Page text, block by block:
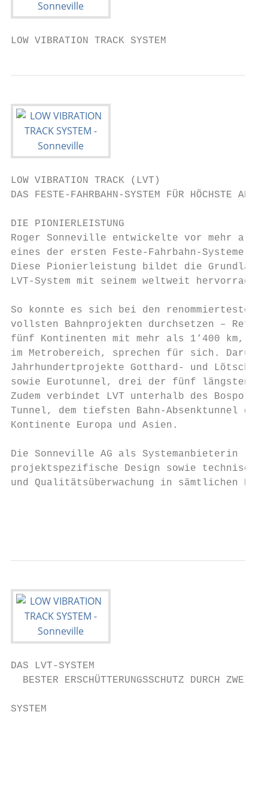
LOW VIBRATION TRACK SYSTEM
LOW VIBRATION TRACK (LVT)
DAS FESTE-FAHRBAHN-SYSTEM FÜR HÖCHSTE
DIE PIONIERLEISTUNG
Roger Sonneville entwickelte vor mehr als
eines der ersten Feste-Fahrbahn-Systeme
Diese Pionierleistung bildet die
LVT-System mit seinem weltweit
So konnte es sich bei den renommiertesten
vollsten Bahnprojekten durchsetzen –
fünf Kontinenten mit mehr als 1‘400 km,
im Metrobereich, sprechen für sich.
Jahrhundertprojekte Gotthard- und
sowie Eurotunnel, drei der fünf längsten
Zudem verbindet LVT unterhalb des Bosporus
Tunnel, dem tiefsten Bahn-Absenktunnel
Kontinente Europa und Asien.
Die Sonneville AG als Systemanbieterin
projektspezifische Design sowie technische
und Qualitätsüberwachung in sämtlichen
DAS LVT-SYSTEM
BESTER ERSCHÜTTERUNGSSCHUTZ DURCH
SYSTEM